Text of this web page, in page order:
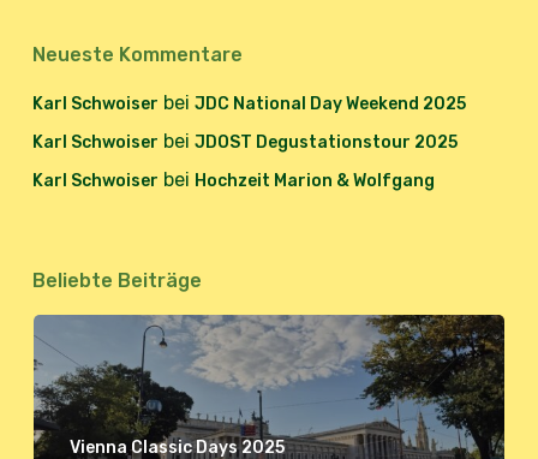
Neueste Kommentare
Karl Schwoiser bei JDC National Day Weekend 2025
Karl Schwoiser bei JDOST Degustationstour 2025
Karl Schwoiser bei Hochzeit Marion & Wolfgang
Beliebte Beiträge
Vienna Classic Days 2025